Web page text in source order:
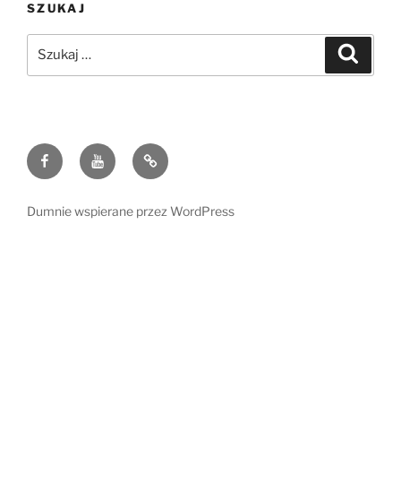
SZUKAJ
FacebookYoutubePolityka
Prywatności
Dumnie wspierane przez WordPress